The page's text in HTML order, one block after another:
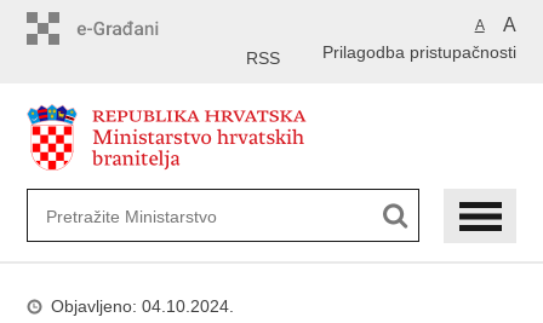
A A
Prilagodba pristupačnosti
RSS
Objavljeno: 04.10.2024.